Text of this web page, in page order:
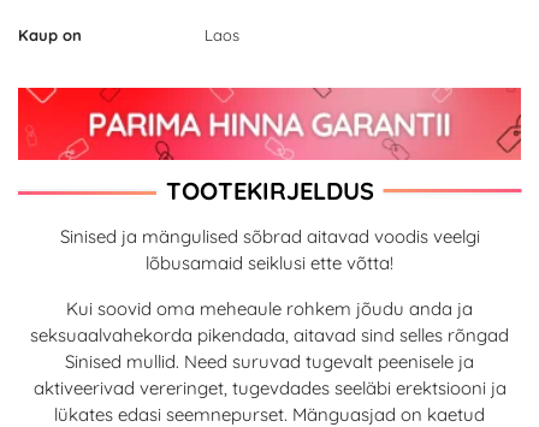
Kaup on Laos
TOOTEKIRJELDUS
Sinised ja mängulised sõbrad aitavad voodis veelgi
lõbusamaid seiklusi ette võtta!
Kui soovid oma meheaule rohkem jõudu anda ja
seksuaalvahekorda pikendada, aitavad sind selles rõngad
Sinised mullid. Need suruvad tugevalt peenisele ja
aktiveerivad vereringet, tugevdades seeläbi erektsiooni ja
lükates edasi seemnepurset. Mänguasjad on kaetud